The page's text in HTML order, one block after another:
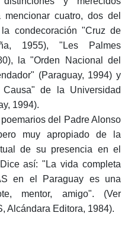
cuatro, dos del
condecoración "Cruz de
1955), "Les Palmes
la "Orden Nacional del
(Paraguay, 1994) y
de la Universidad
1994).
del Padre Alonso
muy apropiado de la
de su presencia en el
así: "La vida completa
en el Paraguay es una
mentor, amigo". (Ver
Alcándara Editora, 1984).